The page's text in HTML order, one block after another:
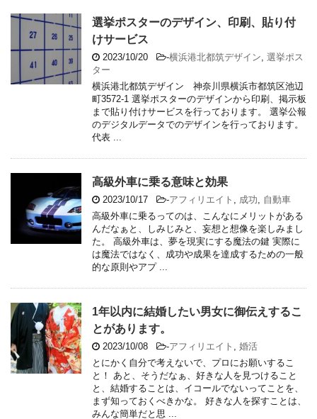
選挙ポスターのデザイン、印刷、貼り付
けサービス
2023/10/20 -横浜港北都筑デザイン 選挙ポス
ター
横浜港北都筑デザイン 神奈川県横浜市都筑区池辺
町3572-1 選挙ポスターのデザインから印刷、掲示板
まで貼り付けサービスを行っております。 選挙公報
のデジタルデータでのデザインを行っております。
代表 ...
高級外車に乗る意味と効果
2023/10/17 -アフィリエイト 成功
自動車
高級外車に乗るってのは、こんなにメリットがある
んだなぁと、しみじみと、妄想と想像を楽しみまし
た。 高級外車は、夢を現実にする魔法の鍵 実際に
は魔法ではなく、成功や成果を達成するための一般
的な原則やアプ ...
1年以内に結婚したい男女に御伝えするこ
とがあります。
2023/10/08 -アフィリエイト
婚活
とにかく自分で考えないで、プロにお願いするこ
と！ あと、そうだなぁ、好きな人を見つけること
と、結婚することは、イコールでないってことを、
まず知っておくべきかな。 好きな人を探すことは、
みんな簡単だと思 ...